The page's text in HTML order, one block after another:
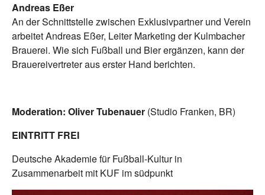
Andreas Eßer
An der Schnittstelle zwischen Exklusivpartner und Verein
arbeitet Andreas Eßer, Leiter Marketing der Kulmbacher
Brauerei. Wie sich Fußball und Bier ergänzen, kann der
Brauereivertreter aus erster Hand berichten.
Moderation: Oliver Tubenauer (Studio Franken, BR)
EINTRITT FREI
Deutsche Akademie für Fußball-Kultur in
Zusammenarbeit mit KUF im südpunkt